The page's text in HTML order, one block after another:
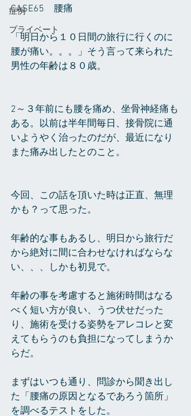
症例
プライベート
CASE65　腰痛
「明日から１０日間の旅行に行くのに
腰が痛い。。。」そう言って来られた
男性の年齢は８０歳。
2～３年前にも腰を痛め、坐骨神経痛も
ある。以前は半年間毎日、接骨院に通
いようやく治ったのだが、最近になり
また痛み出したとのこと。
今回、この話を頂いた時は正直、無理
かも？って思った。
年齢的な事もあるし、明日から旅行だ
から絶対に間に合わせなければならな
い、、、しかも初見で。
年齢の事を考慮すると施術時間はなる
べく短い方が良い、うつ伏せだった
り、施術を受ける姿勢をアレコレと変
えてもらうのも負担になってしまうか
らだ。
まずはいつも通り、問診から聞き出し
た「腰痛の原因となるであろう箇所」
を調べるテストをした。